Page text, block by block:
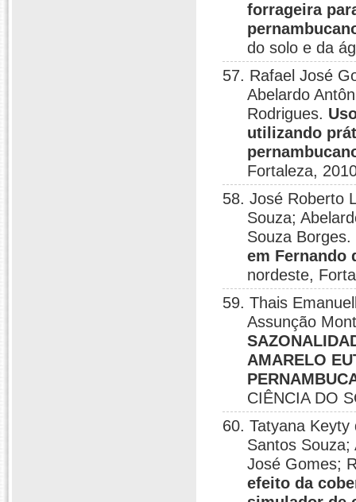
forrageira
do solo e da
57. Rafael José
Abelardo
Rodrigues.
utilizando
Fortaleza,
58. José Roberto
Souza;
Souza Borges.
em Fernando
nordeste,
59. Thais
Assunção
AMARELO
CIÊNCIA DO
60. Tatyana
Santos Souza;
José Gomes;
efeito da